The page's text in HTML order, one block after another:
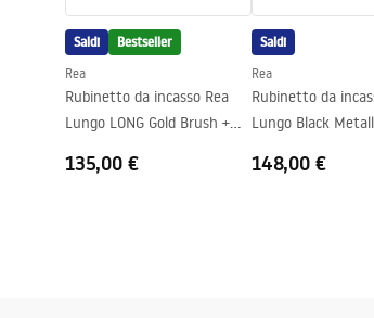
Saldi Bestseller
Rea
Rubinetto da incasso Rea
Lungo LONG Gold Brush +
135,00 €
Saldi
Rea
Rubinetto da
Lungo Black
148,00 €